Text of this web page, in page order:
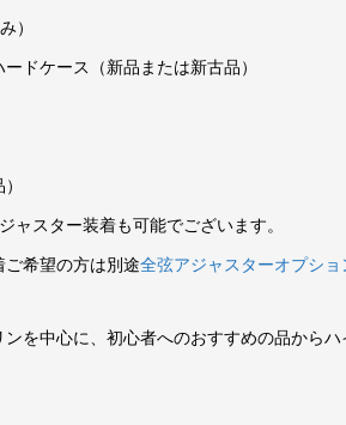
）
ドケース（新品または新古品）
スター装着も可能でございます。
希望の方は別途全弦アジャスターオプショ
を中心に、初心者へのおすすめの品から